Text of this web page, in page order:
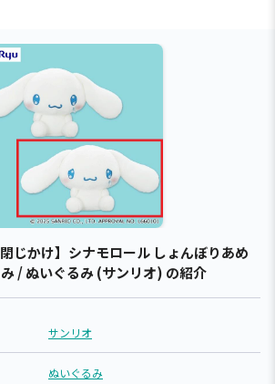
じかけ】シナモロール しょんぼりあめ
/ ぬいぐるみ (サンリオ) の紹介
サンリオ
ぬいぐるみ